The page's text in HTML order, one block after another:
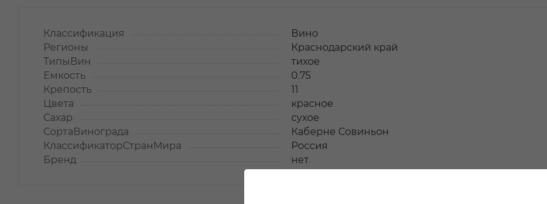
Классификация
Вино
Регионы
Краснодарский край
ТипыВин
тихое
Емкость
0.75
Крепость
11
Цвета
красное
Сахар
сухое
СортаВинограда
Каберне Совиньон
КлассификаторСтранМира
Россия
Бренд
нет